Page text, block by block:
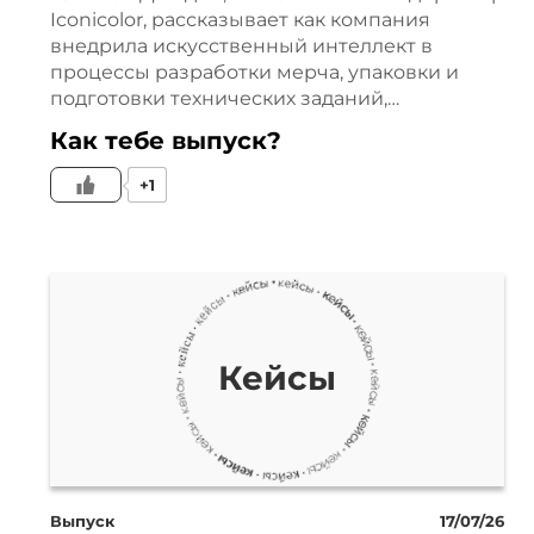
Таким образом выполнено
Второе – покупки через
Такая реклама может
получать большие объемы
тоже реклама внутри
аудитории. Например,
Такой трафик дороже и
серьезные плюсы. Во-первых,
рекламному кабинету. А в
Iconicolor, рассказывает как компания
внедрила искусственный интеллект в
процессы разработки мерча, упаковки и
подготовки технических заданий,…
Как тебе выпуск?
+1
Кейсы
Выпуск 17/07/26